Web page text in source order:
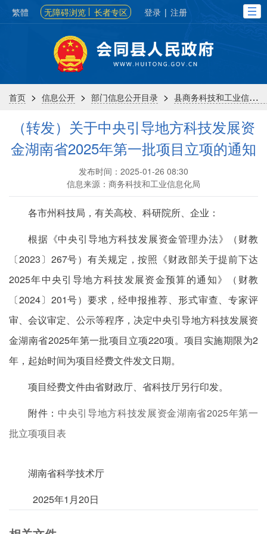
繁體 无障碍浏览 长者专区 登录 | 注册
首页 > 信息公开 > 部门信息公开目录 > 县商务科技和工业信息化局
（转发）关于中央引导地方科技发展资
金湖南省2025年第一批项目立项的通知
发布时间：2025-01-26 08:30
信息来源：商务科技和工业信息化局
各市州科技局，有关高校、科研院所、企业：
根据《中央引导地方科技发展资金管理办法》（财教
〔2023〕267号）有关规定，按照《财政部关于提前下达
2025年中央引导地方科技发展资金预算的通知》（财教
〔2024〕201号）要求，经申报推荐、形式审查、专家评
审、会议审定、公示等程序，决定中央引导地方科技发展资
金湖南省2025年第一批项目立项220项。项目实施期限为2
年，起始时间为项目经费文件发文日期。
项目经费文件由省财政厅、省科技厅另行印发。
附件： 中央引导地方科技发展资金湖南省2025年第一
批立项项目表
湖南省科学技术厅
2025年1月20日